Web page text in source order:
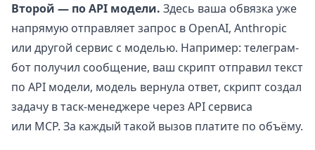
Второй — по API модели. Здесь ваша обвязка уже
напрямую отправляет запрос в OpenAI, Anthropic
или другой сервис с моделью. Например: телеграм-
бот получил сообщение, ваш скрипт отправил текст
по API модели, модель вернула ответ, скрипт создал
задачу в таск-менеджере через API сервиса
или MCP. За каждый такой вызов платите по объёму.